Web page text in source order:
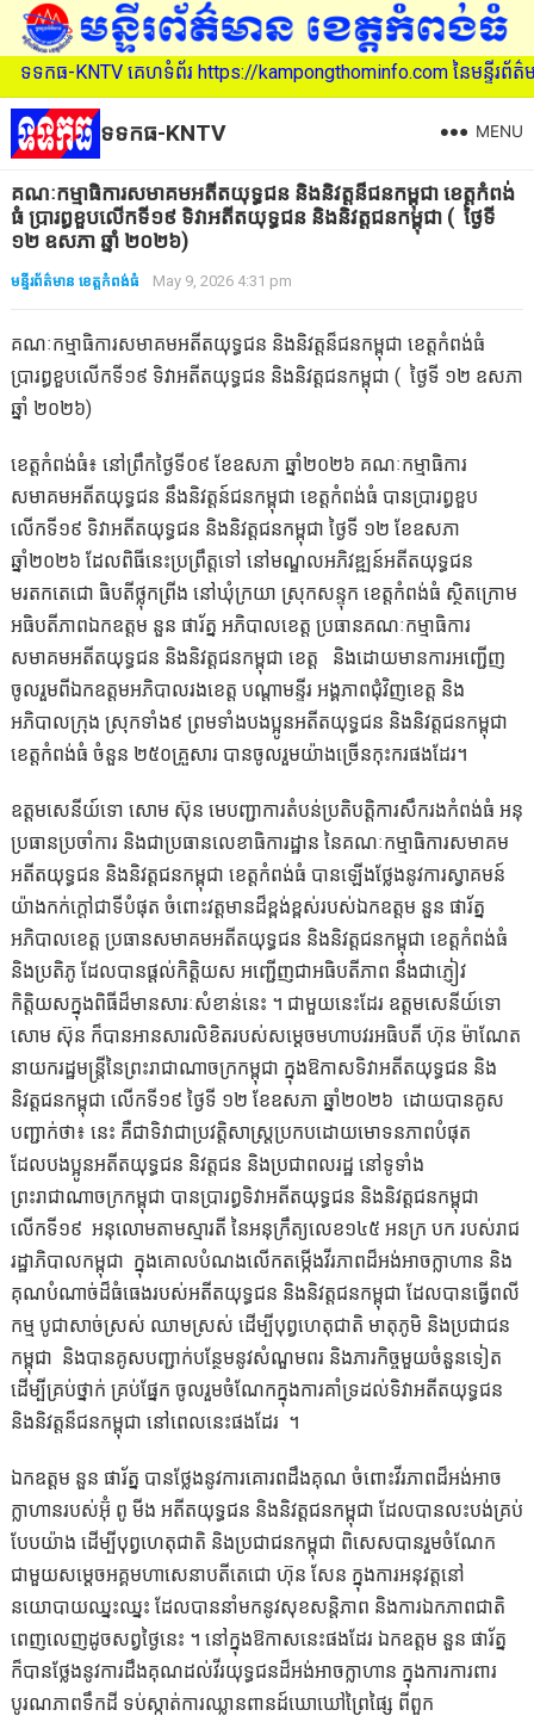
គេហទំព័រ https://kampongthominfo.com នៃមន្ទីរព័ត៌មាន ខ
ទទកធ-KNTV MENU
គណៈ​កម្មាធិការ​សមាគម​អតីត​យុទ្ធ​ជន​ និង​និវត្តន៏​ជន​កម្ពុជា​ ខេត្តកំពង់
ធំ ប្រារព្ធខួបលើកទី១៩ ទិវាអតីតយុទ្ធជន និងនិវត្តជនកម្ពុជា ( ថ្ងៃ​ទី​
១២ ឧសភា ឆ្នាំ ២០២៦)
មន្ទីរព័ត៌មាន ខេត្តកំពង់ធំ May 9, 2026 4:31 pm
គណៈ​កម្មាធិការ​សមាគម​អតីត​យុទ្ធ​ជន​ និង​និវត្តន៏​ជន​កម្ពុជា​ ខេត្តកំពង់ធំ
ប្រារព្ធខួបលើកទី១៩ ទិវាអតីតយុទ្ធជន និងនិវត្តជនកម្ពុជា ( ថ្ងៃ​ទី​ ១២ ឧសភា
ឆ្នាំ ២០២៦)
ខេត្តកំពង់ធំ៖ នៅព្រឹកថ្ងៃទី០៩ ខែឧសភា ឆ្នាំ២០២៦ គណៈ​កម្មាធិការ​
សមាគម​អតីត​យុទ្ធ​ជន​ នឹង​និវត្តន៍​ជនកម្ពុជា​ ខេត្តកំពង់ធំ បានប្រារព្ធខួប
លើកទី១៩ ទិវាអតីតយុទ្ធជន និងនិវត្តជនកម្ពុជា ថ្ងៃទី ១២ ខែឧសភា
ឆ្នាំ២០២៦ ដែលពិធីនេះប្រព្រឹត្តទៅ នៅមណ្ឌលអភិវឌ្ឍន៍អតីតយុទ្ធជន
មរតកតេជោ​ ធិបតីថ្លុកព្រីង នៅឃុំក្រយា ស្រុកសន្ទុក ខេត្តកំពង់ធំ ស្ថិតក្រោម
អធិបតីភាពឯកឧត្តម នួន ផារ័ត្ន អភិបាលខេត្ត ប្រធានគណៈកម្មាធិការ
សមាគមអតីតយុទ្ធជន និងនិវត្តជនកម្ពុជា ខេត្ត​ និងដោយមានការអញ្ជើញ
ចូលរួមពីឯកឧត្តមអភិបាលរងខេត្ត បណ្តាមន្ទីរ អង្គភាពជុំវិញខេត្ត និង
អភិបាលក្រុង ស្រុកទាំង៩ ព្រមទាំងបងប្អូនអតីតយុទ្ធជន និងនិវត្តជនកម្ពុជា
ខេត្តកំពង់ធំ ចំនួន ២៥០គ្រួសារ បាន​ចូលរួមយ៉ាងច្រើនកុះករផងដែរ។
ឧត្តមសេនីយ៍ទោ សោម ស៊ុន មេបញ្ជាការតំបន់ប្រតិបត្តិការសឹករងកំពង់ធំ អនុ
ប្រធានប្រចាំការ និងជាប្រធានលេខាធិការដ្ឋាន នៃគណៈកម្មាធិការសមាគម
អតីតយុទ្ធជន និងនិវត្តជនកម្ពុជា ខេត្តកំពង់ធំ បានឡើងថ្លែងនូវការស្វាគមន៍
យ៉ាងកក់ក្ដៅជាទីបំផុត ចំពោះវត្តមានដ៏ខ្ពង់ខ្ពស់របស់ឯកឧត្តម នួន​ ផារ័ត្ន​
អភិបាលខេត្ត ប្រធានសមាគមអតីតយុទ្ធជន និងនិវត្តជនកម្ពុជា ខេត្តកំពង់ធំ
និងប្រតិភូ ដែលបានផ្ដល់កិត្តិយស អញ្ជើញជាអធិបតីភាព​ នឹង​ជាភ្ញៀវ​
កិត្តិយស​ក្នុងពិធីដ៏មានសារៈសំខាន់នេះ ។ ជាមួយនេះដែរ ឧត្តមសេនីយ៍ទោ
សោម ស៊ុន ក៏បានអានសារលិខិតរបស់សម្ដេចមហាបវរអធិបតី ហ៊ុន ម៉ាណែត
នាយករដ្ឋមន្ត្រីនៃព្រះរាជាណាចក្រកម្ពុជា ក្នុងឱកាសទិវាអតីតយុទ្ធជន និង
និវត្តជនកម្ពុជា លើកទី១៩ ថ្ងៃទី ១២ ខែឧសភា ឆ្នាំ២០២៦ ដោយបានគូស
បញ្ជាក់ថា៖ នេះ គឺជាទិវាជាប្រវត្តិសាស្ត្រប្រកបដោយមោទនភាពបំផុត
ដែលបងប្អូនអតីតយុទ្ធជន និវត្តជន និងប្រជាពលរដ្ឋ នៅទូទាំង
ព្រះរាជាណាចក្រកម្ពុជា បានប្រារព្ធទិវាអតីតយុទ្ធជន និងនិវត្តជនកម្ពុជា
លើកទី១៩ អនុលោមតាមស្មារតី នៃអនុក្រឹត្យលេខ១៤៥ អនក្រ បក របស់រាជ
រដ្ឋាភិបាលកម្ពុជា ក្នុងគោលបំណងលើកតម្កើងវីរភាពដ៏អង់អាចក្លាហាន និង
គុណបំណាច់ដ៏ធំធេងរបស់អតីតយុទ្ធជន និងនិវត្តជនកម្ពុជា ដែលបានធ្វើពលី
កម្ម បូជាសាច់ស្រស់ ឈាមស្រស់ ដើម្បីបុព្វហេតុជាតិ មាតុភូមិ និងប្រជាជន
កម្ពុជា និង​បាន​គូស​បញ្ជាក់បន្ថែម​នូវ​សំណួមពរ​ និង​ភារកិច្ច​មួយ​ចំនួន​ទៀត​
ដើម្បី​គ្រប់​ថ្នាក់​ គ្រប់​ផ្នែក​ ចូលរួម​ចំណែក​ក្នុង​ការ​គាំទ្រ​ដល់​ទិវា​អតីត​យុទ្ធ​ជន​
និង​និវត្តន៏​ជន​កម្ពុជា​ នៅ​ពេល​នេះ​ផងដែរ​ ។
ឯកឧត្តម នួន ផារ័ត្ន បានថ្លែងនូវការគោរពដឹងគុណ ចំពោះវីរភាពដ៏អង់អាច
ក្លាហានរបស់អ៊ុំ ពូ មីង អតីតយុទ្ធជន និងនិវត្តជនកម្ពុជា ដែលបានលះបង់គ្រប់
បែបយ៉ាង ដើម្បីបុព្វហេតុជាតិ និងប្រជាជនកម្ពុជា ពិសេសបានរួមចំណែក
ជាមួយសម្ដេចអគ្គមហាសេនាបតីតេជោ ហ៊ុន សែន ក្នុងការអនុវត្តនៅ
នយោបាយឈ្នះឈ្នះ ដែលបាននាំមកនូវសុខសន្តិភាព និងការឯកភាពជាតិ
ពេញលេញដូចសព្វថ្ងៃនេះ ។ នៅក្នុងឱកាសនេះផងដែរ ឯកឧត្តម នួន ផារ័ត្ន
ក៏បានថ្លែងនូវការដឹងគុណដល់វីរយុទ្ធជនដ៏អង់អាចក្លាហាន ក្នុងការការពារ
បូរណភាពទឹកដី ទប់ស្កាត់ការឈ្លានពានដ៍ឃោឃៅព្រៃផ្សៃ​ ពីពួក